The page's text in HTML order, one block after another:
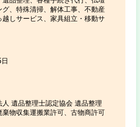
グ、特殊清掃、解体工事、不動産
越しサービス、家具組立・移動サ
人 遺品整理士認定協会 遺品整理
棄物収集運搬業許可、古物商許可